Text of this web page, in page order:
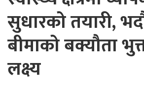
सुधारको तयारी,
बीमाको बक्यौता
लक्ष्य